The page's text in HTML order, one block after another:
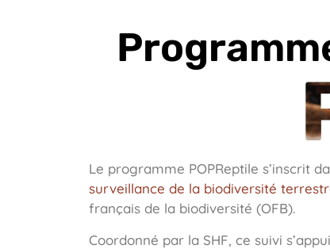
Le programme POPReptile s’inscrit
surveillance de la biodiversité
français de la biodiversité (OFB).
Coordonné par la SHF, ce suivi